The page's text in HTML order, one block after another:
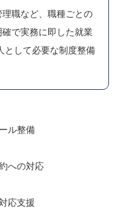
職など、職種ごとの
で実務に即した就業
として必要な制度整備
ル整備
への対応
応支援